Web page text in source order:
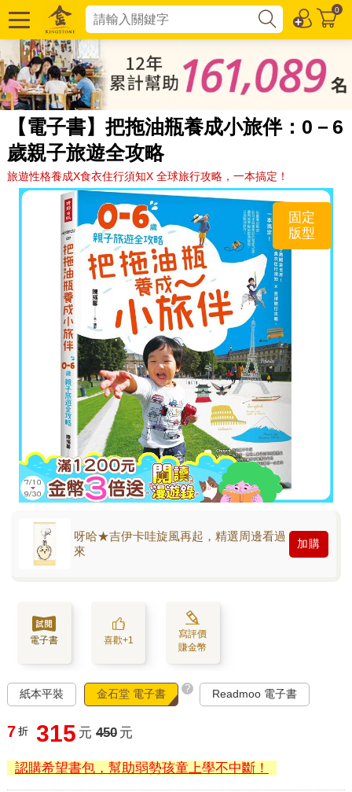
0
【電子書】把拖油瓶養成小旅伴：0－6
歲親子旅遊全攻略
旅遊性格養成X食衣住行須知X 全球旅行攻略，一本搞定！
固定
版型
呀哈★吉伊卡哇旋風再起，精選周邊看過
來
加購
電子書 喜歡+1
寫評價
賺金幣
紙本平裝 金石堂 電子書 ? Readmoo 電子書
7 折 315 元 450 元
認購希望書包，幫助弱勢孩童上學不中斷！